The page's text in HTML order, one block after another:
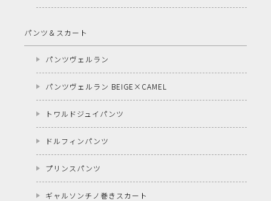
パンツ＆スカート
パンツヴェルラン
パンツヴェルラン BEIGE×CAMEL
トワルドジュイパンツ
ドルフィンパンツ
プリンスパンツ
ギャルソンチノ巻きスカート